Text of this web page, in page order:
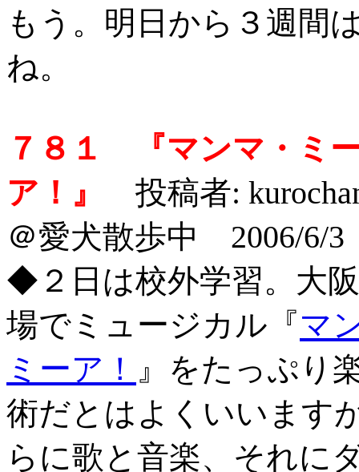
もう。明日から３週間
ね。
７８１ 『マンマ・ミ
ア！』
投稿者:
＠愛犬散歩中 2006/6/3
◆２日は校外学習。大
場でミュージカル『マ
ミーア！ 』をたっぷり
術だとはよくいいます
らに歌と音楽、それに